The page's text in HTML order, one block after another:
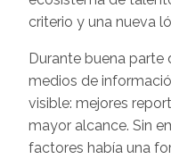
criterio y una nueva
Durante buena parte
medios de
visible: mejores
mayor alcance. Sin
factores había una